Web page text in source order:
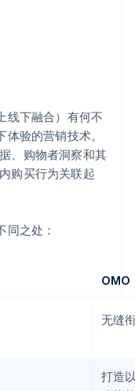
线下融合）有何不
验的营销技术。
、购物者洞察和其
购买行为关联起
同之处：
OMO
无缝
打造